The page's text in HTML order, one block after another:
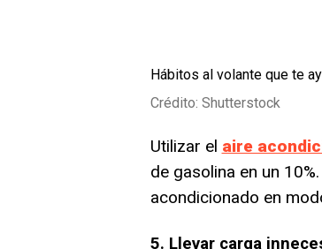
Hábitos al volante que te
Crédito: Shutterstock
Utilizar el aire
de gasolina en un
acondicionado en
5. Llevar carga